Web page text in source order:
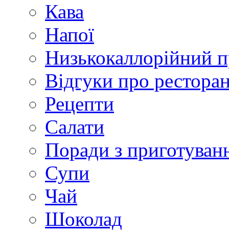
Кава
Напої
Низькокаллорійний
Відгуки про
Рецепти
Салати
Поради з
Супи
Чай
Шоколад